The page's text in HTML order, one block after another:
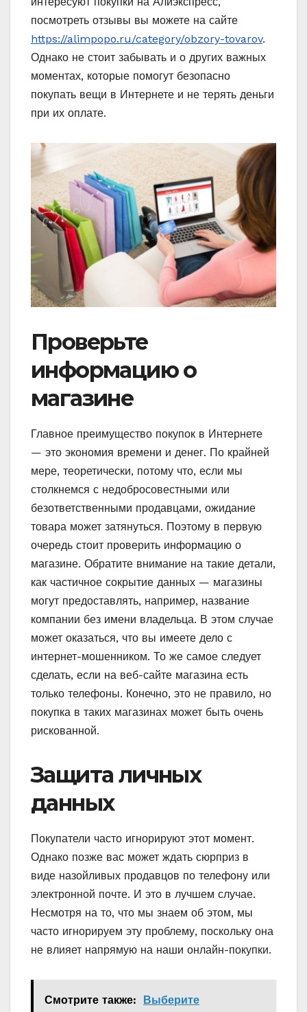
посмотреть отзывы вы можете на сайте
https://alimpopo.ru/category/obzory-tovarov.
Однако не стоит забывать и о других важных
моментах, которые помогут безопасно
покупать вещи в Интернете и не терять деньги
при их оплате.
Проверьте
информацию о
магазине
Главное преимущество покупок в Интернете
— это экономия времени и денег. По крайней
мере, теоретически, потому что, если мы
столкнемся с недобросовестными или
безответственными продавцами, ожидание
товара может затянуться. Поэтому в первую
очередь стоит проверить информацию о
магазине. Обратите внимание на такие детали,
как частичное сокрытие данных — магазины
могут предоставлять, например, название
компании без имени владельца. В этом случае
может оказаться, что вы имеете дело с
интернет-мошенником. То же самое следует
сделать, если на веб-сайте магазина есть
только телефоны. Конечно, это не правило, но
покупка в таких магазинах может быть очень
рискованной.
Защита личных
данных
Покупатели часто игнорируют этот момент.
Однако позже вас может ждать сюрприз в
виде назойливых продавцов по телефону или
электронной почте. И это в лучшем случае.
Несмотря на то, что мы знаем об этом, мы
часто игнорируем эту проблему, поскольку она
не влияет напрямую на наши онлайн-покупки.
Смотрите также:
Выберите